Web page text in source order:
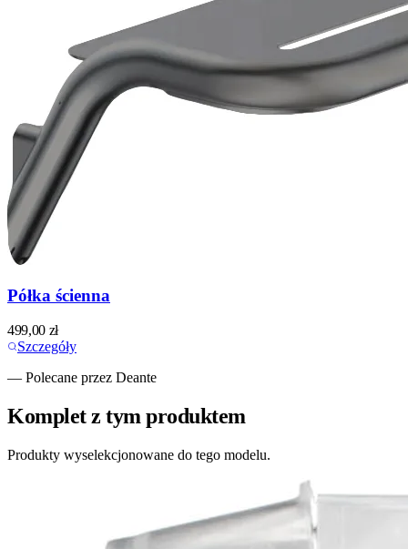
Półka ścienna
499,00 zł
Szczegóły
— Polecane przez Deante
Komplet z tym produktem
Produkty wyselekcjonowane do tego modelu.